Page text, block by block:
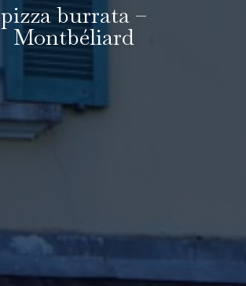
pizza burrata –
Montbéliard